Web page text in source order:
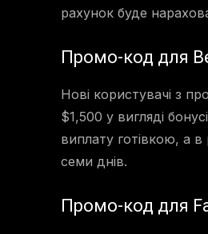
рахунок буде
Промо-код для
Нові користувачі з
$1,500 у вигляді
виплату готівкою, а в
семи днів.
Промо-код для